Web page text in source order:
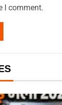
I comment.